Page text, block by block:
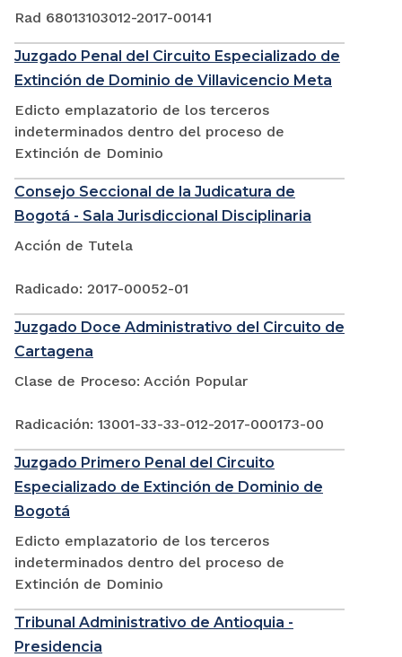
Rad 68013103012-2017-00141
Juzgado Penal del Circuito Especializado de
Extinción de Dominio de Villavicencio Meta
Edicto emplazatorio de los terceros
indeterminados dentro del proceso de
Extinción de Dominio
Consejo Seccional de la Judicatura de
Bogotá - Sala Jurisdiccional Disciplinaria
Acción de Tutela
Radicado: 2017-00052-01
Juzgado Doce Administrativo del Circuito de
Cartagena
Clase de Proceso: Acción Popular
Radicación: 13001-33-33-012-2017-000173-00
Juzgado Primero Penal del Circuito
Especializado de Extinción de Dominio de
Bogotá
Edicto emplazatorio de los terceros
indeterminados dentro del proceso de
Extinción de Dominio
Tribunal Administrativo de Antioquia -
Presidencia